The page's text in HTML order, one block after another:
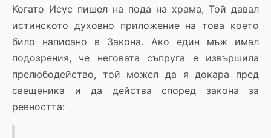
Когато Исус пишел на пода на храма, Той давал
истинското духовно приложение на това което
било написано в Закона. Ако един мъж имал
подозрения, че неговата съпруга е извършила
прелюбодейство, той можел да я докара пред
свещеника и да действа според закона за
ревността: